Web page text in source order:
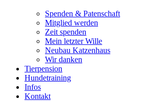
Spenden & Patenschaft
Mitglied werden
Zeit spenden
Mein letzter Wille
Neubau Katzenhaus
Wir danken
Tierpension
Hundetraining
Infos
Kontakt